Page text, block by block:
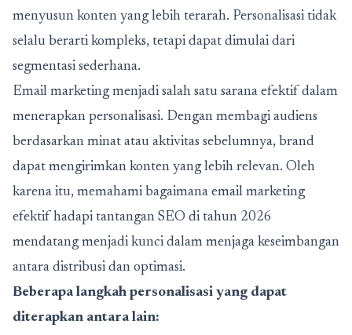
menyusun konten yang lebih terarah. Personalisasi tidak
selalu berarti kompleks, tetapi dapat dimulai dari
segmentasi sederhana.
Email marketing menjadi salah satu sarana efektif dalam
menerapkan personalisasi. Dengan membagi audiens
berdasarkan minat atau aktivitas sebelumnya, brand
dapat mengirimkan konten yang lebih relevan. Oleh
karena itu, memahami bagaimana email marketing
efektif hadapi tantangan SEO di tahun 2026
mendatang menjadi kunci dalam menjaga keseimbangan
antara distribusi dan optimasi.
Beberapa langkah personalisasi yang dapat
diterapkan antara lain: